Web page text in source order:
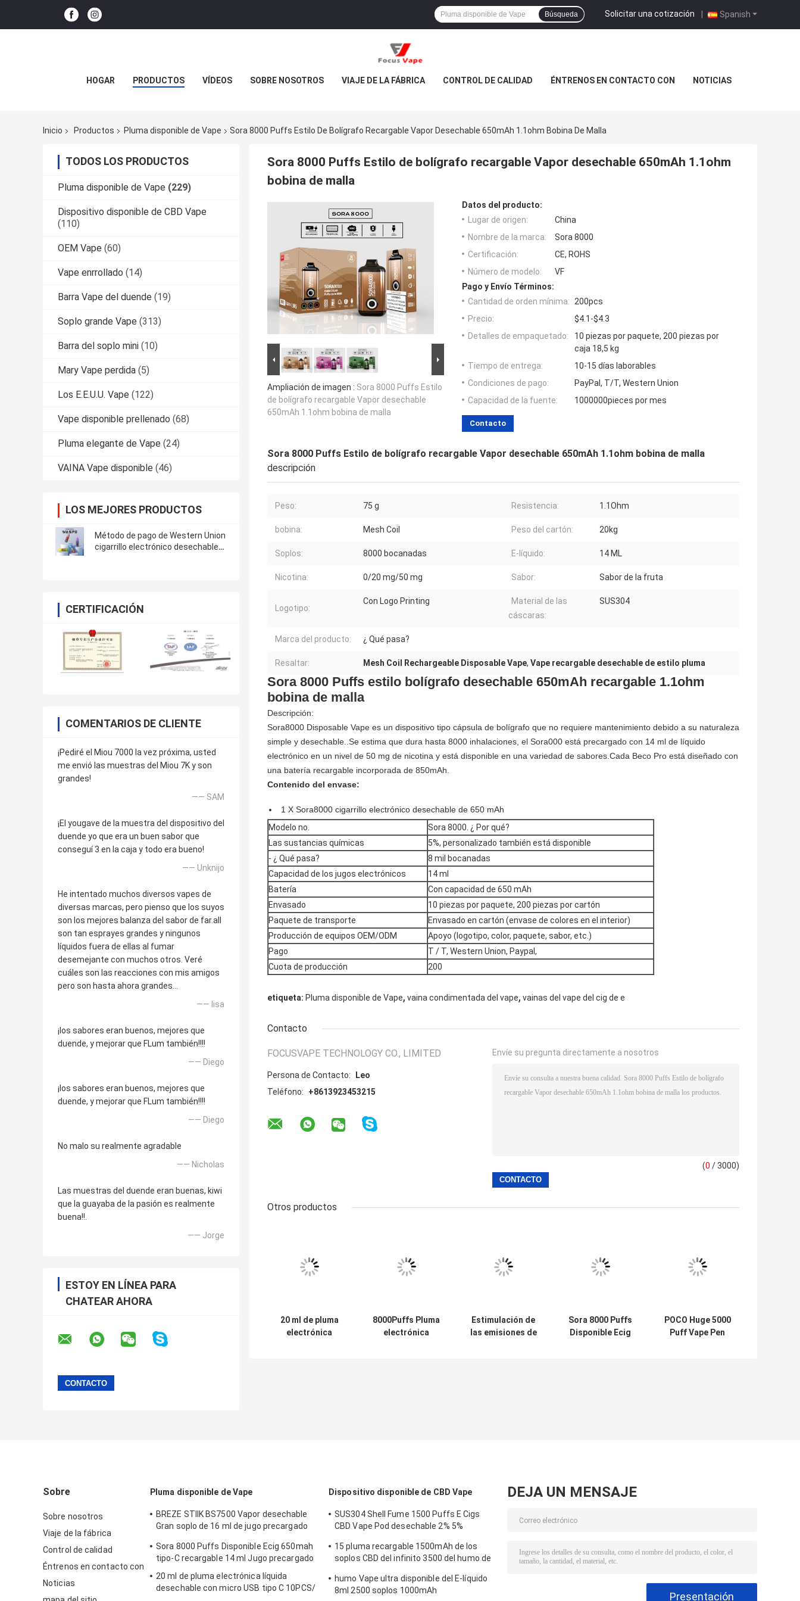
Spanish
Solicitar una cotización |
Búsqueda
HOGAR PRODUCTOS VÍDEOS SOBRE NOSOTROS VIAJE DE LA FÁBRICA CONTROL DE CALIDAD ÉNTRENOS EN CONTACTO CON NOTICIAS
Inicio Productos Pluma disponible de Vape Sora 8000 Puffs Estilo De Bolígrafo Recargable Vapor Desechable 650mAh 1.1ohm Bobina De Malla
TODOS LOS PRODUCTOS
Pluma disponible de Vape (229)
Dispositivo disponible de CBD Vape
(110)
OEM Vape (60)
Vape enrrollado (14)
Barra Vape del duende (19)
Soplo grande Vape (313)
Barra del soplo mini (10)
Mary Vape perdida (5)
Los E.E.U.U. Vape (122)
Vape disponible prellenado (68)
Pluma elegante de Vape (24)
VAINA Vape disponible (46)
LOS MEJORES PRODUCTOS
Método de pago de Western Union
cigarrillo electrónico desechable
CERTIFICACIÓN
COMENTARIOS DE CLIENTE
¡Pediré el Miou 7000 la vez próxima, usted
me envió las muestras del Miou 7K y son
grandes!
—— SAM
¡El yougave de la muestra del dispositivo del
duende yo que era un buen sabor que
conseguí 3 en la caja y todo era bueno!
—— Unknijo
He intentado muchos diversos vapes de
diversas marcas, pero pienso que los suyos
son los mejores balanza del sabor de far.all
son tan esprayes grandes y ningunos
líquidos fuera de ellas al fumar
desemejante con muchos otros. Veré
cuáles son las reacciones con mis amigos
pero son hasta ahora grandes…
—— lisa
¡los sabores eran buenos, mejores que
duende, y mejorar que FLum también!!!!
—— Diego
¡los sabores eran buenos, mejores que
duende, y mejorar que FLum también!!!!
—— Diego
No malo su realmente agradable
—— Nicholas
Las muestras del duende eran buenas, kiwi
que la guayaba de la pasión es realmente
buena!!.
—— Jorge
ESTOY EN LÍNEA PARA
CHATEAR AHORA
Sora 8000 Puffs Estilo de bolígrafo recargable Vapor desechable 650mAh 1.1ohm
bobina de malla
Ampliación de imagen : Sora 8000 Puffs Estilo
de bolígrafo recargable Vapor desechable
650mAh 1.1ohm bobina de malla
Datos del producto:
Lugar de origen:
China
Nombre de la marca:
Sora 8000
Certificación:
CE, ROHS
Número de modelo:
VF
Pago y Envío Términos:
Cantidad de orden mínima: 200pcs
Precio:
$4.1-$4.3
Detalles de empaquetado:
10 piezas por paquete, 200 piezas por
caja 18,5 kg
Tiempo de entrega:
10-15 días laborables
Condiciones de pago:
PayPal, T/T, Western Union
Capacidad de la fuente:
1000000pieces por mes
Contacto
Sora 8000 Puffs Estilo de bolígrafo recargable Vapor desechable 650mAh 1.1ohm bobina de malla
descripción
Peso: 75 g Resistencia: 1.1Ohm
bobina: Mesh Coil Peso del cartón: 20kg
Soplos: 8000 bocanadas E-líquido: 14 ML
Nicotina: 0/20 mg/50 mg Sabor: Sabor de la fruta
Logotipo:
Con Logo Printing
Material de las
cáscaras:
SUS304
Marca del producto: ¿ Qué pasa?
Resaltar: Mesh Coil Rechargeable Disposable Vape, Vape recargable desechable de estilo pluma
Sora 8000 Puffs estilo bolígrafo desechable 650mAh recargable 1.1ohm
bobina de malla
Descripción:
Sora8000 Disposable Vape es un dispositivo tipo cápsula de bolígrafo que no requiere mantenimiento debido a su naturaleza
simple y desechable..Se estima que dura hasta 8000 inhalaciones, el Sora000 está precargado con 14 ml de líquido
electrónico en un nivel de 50 mg de nicotina y está disponible en una variedad de sabores.Cada Beco Pro está diseñado con
una batería recargable incorporada de 850mAh.
Contenido del envase:
1 X Sora8000 cigarrillo electrónico desechable de 650 mAh
Modelo no.
Sora 8000. ¿ Por qué?
Las sustancias químicas
5%, personalizado también está disponible
- ¿ Qué pasa?
8 mil bocanadas
Capacidad de los jugos electrónicos
14 ml
Batería
Con capacidad de 650 mAh
Envasado
10 piezas por paquete, 200 piezas por cartón
Paquete de transporte
Envasado en cartón (envase de colores en el interior)
Producción de equipos OEM/ODM
Apoyo (logotipo, color, paquete, sabor, etc.)
Pago
T / T, Western Union, Paypal,
Cuota de producción
200
etiqueta: Pluma disponible de Vape, vaina condimentada del vape, vainas del vape del cig de e
Contacto
FOCUSVAPE TECHNOLOGY CO., LIMITED
Persona de Contacto:
Leo
Teléfono:
+8613923453215
Envíe su pregunta directamente a nosotros
(0 / 3000)
Otros productos
20 ml de pluma
electrónica
8000Puffs Pluma
electrónica
Estimulación de
las emisiones de
Sora 8000 Puffs
Disponible Ecig
POCO Huge 5000
Puff Vape Pen
Sobre
Sobre nosotros
Viaje de la fábrica
Control de calidad
Éntrenos en contacto con
Noticias
Pluma disponible de Vape
BREZE STIIK BS7500 Vapor desechable
Gran soplo de 16 ml de jugo precargado
Sora 8000 Puffs Disponible Ecig 650mah
tipo-C recargable 14 ml Jugo precargado
20 ml de pluma electrónica líquida
desechable con micro USB tipo C 10PCS/
Dispositivo disponible de CBD Vape
SUS304 Shell Fume 1500 Puffs E Cigs
CBD Vape Pod desechable 2% 5%
15 pluma recargable 1500mAh de los
soplos CBD del infinito 3500 del humo de
humo Vape ultra disponible del E-líquido
8ml 2500 soplos 1000mAh
DEJA UN MENSAJE